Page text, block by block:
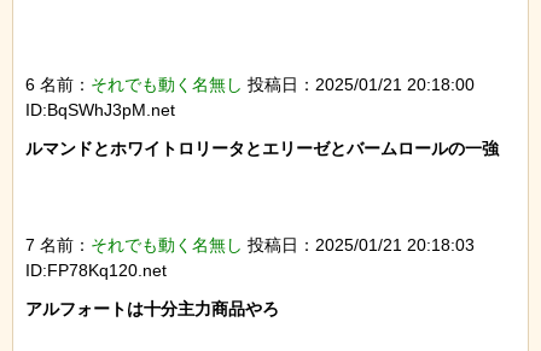
6 名前： それでも動く名無し 投稿日：2025/01/21 20:18:00
ID:BqSWhJ3pM.net
ルマンドとホワイトロリータとエリーゼとバームロールの一強
7 名前： それでも動く名無し 投稿日：2025/01/21 20:18:03
ID:FP78Kq120.net
アルフォートは十分主力商品やろ